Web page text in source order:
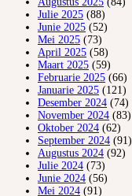
Julie 2025 (88)
Junie 2025 (52)
Mei 2025 (73)
April 2025 (58)
Maart 2025 (59)
Februarie 2025 (66)
Januarie 2025 (121)
Desember 2024 (74)
November 2024 (83)
Oktober 2024 (62)
September 2024 (91)
Augustus 2024 (92)
Julie 2024 (73)
Junie 2024 (56)
Mei 2024 (91)